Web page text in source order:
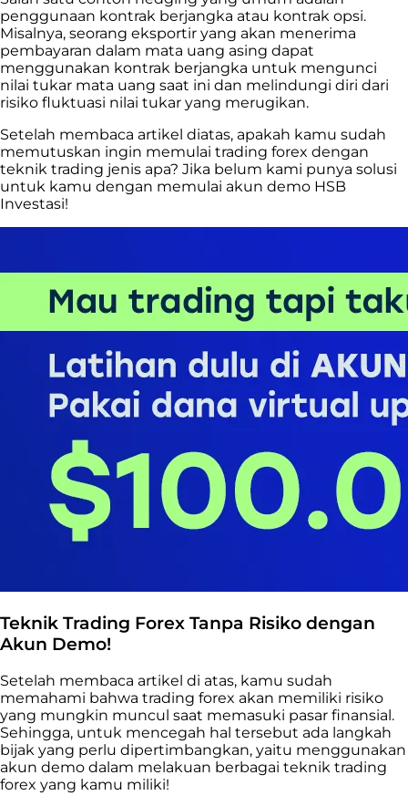
penggunaan kontrak berjangka atau kontrak opsi.
Misalnya, seorang eksportir yang akan menerima
pembayaran dalam mata uang asing dapat
menggunakan kontrak berjangka untuk mengunci
nilai tukar mata uang saat ini dan melindungi diri dari
risiko fluktuasi nilai tukar yang merugikan.
Setelah membaca artikel diatas, apakah kamu sudah
memutuskan ingin memulai trading forex dengan
teknik trading jenis apa? Jika belum kami punya solusi
untuk kamu dengan memulai akun demo HSB
Investasi!
Teknik Trading Forex Tanpa Risiko dengan
Akun Demo!
Setelah membaca artikel di atas, kamu sudah
memahami bahwa trading forex akan memiliki risiko
yang mungkin muncul saat memasuki pasar finansial.
Sehingga, untuk mencegah hal tersebut ada langkah
bijak yang perlu dipertimbangkan, yaitu menggunakan
akun demo dalam melakuan berbagai teknik trading
forex yang kamu miliki!